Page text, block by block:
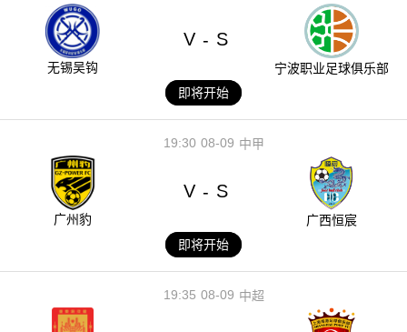
无锡吴钩
V - S
宁波职业足球俱乐部
即将开始
08-09
19:30 中甲
广州豹
V - S
广西恒宸
即将开始
08-09
19:35 中超